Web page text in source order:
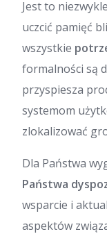
Jest to
uczcić pamięć
wszystkie
formalności są
przyspiesza
systemom
zlokalizować
Dla Państwa
Państwa
wsparcie i
aspektów